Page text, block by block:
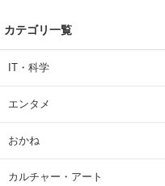
カテゴリ一覧
IT・科学
エンタメ
おかね
カルチャー・アート